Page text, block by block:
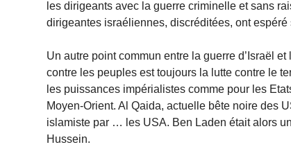
les dirigeants avec la guerre criminelle et sans
dirigeantes israéliennes, discréditées, ont
Un autre point commun entre la guerre d’Israël
contre les peuples est toujours la lutte contre le
les puissances impérialistes comme pour les
Moyen-Orient. Al Qaida, actuelle bête noire des
islamiste par … les USA. Ben Laden était alors
Hussein.